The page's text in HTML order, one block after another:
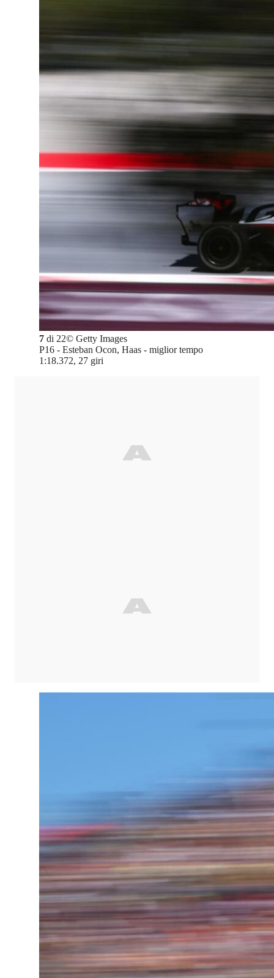
7 di 22© Getty Images
P16 - Esteban Ocon, Haas - miglior tempo
1:18.372, 27 giri